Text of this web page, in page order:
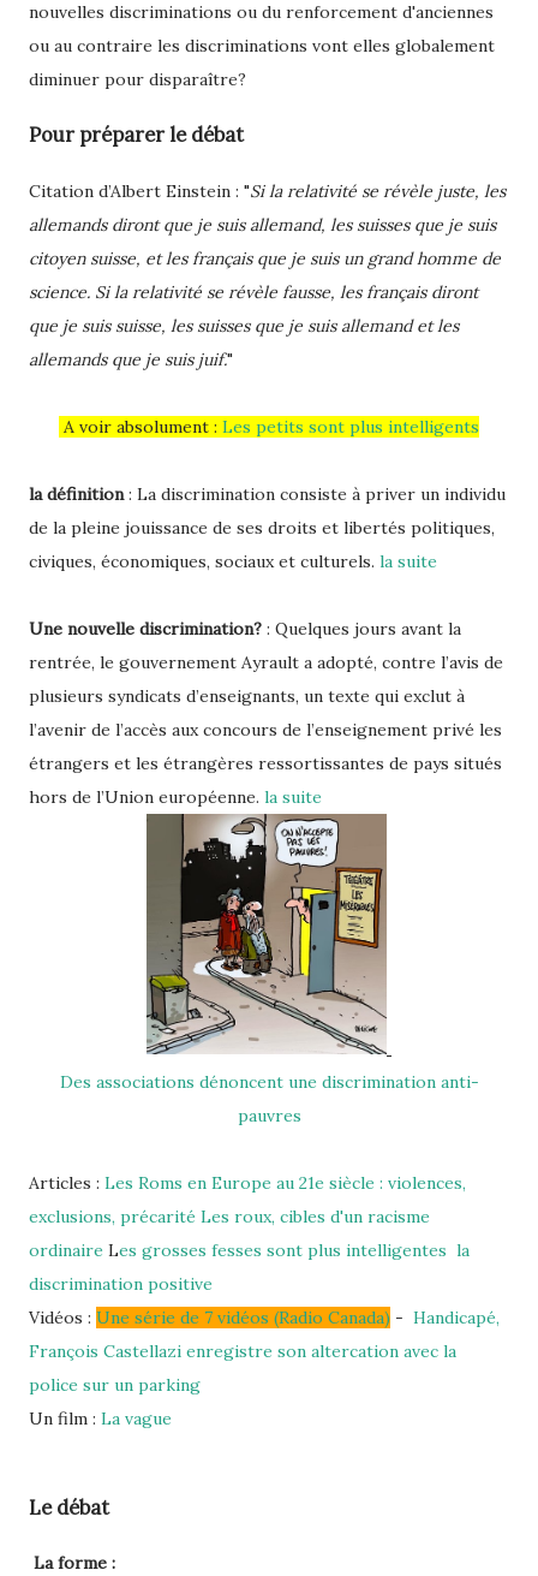
nouvelles discriminations ou du renforcement d'anciennes
ou au contraire les discriminations vont elles globalement
diminuer pour disparaître?
Pour préparer le débat
Citation d’Albert Einstein : "Si la relativité se révèle juste, les
allemands diront que je suis allemand, les suisses que je suis
citoyen suisse, et les français que je suis un grand homme de
science. Si la relativité se révèle fausse, les français diront
que je suis suisse, les suisses que je suis allemand et les
allemands que je suis juif."
A voir absolument : Les petits sont plus intelligents
la définition: La discrimination consiste à priver un individu
de la pleine jouissance de ses droits et libertés politiques,
civiques, économiques, sociaux et culturels. la suite
Une nouvelle discrimination? : Quelques jours avant la
rentrée, le gouvernement Ayrault a adopté, contre l’avis de
plusieurs syndicats d’enseignants, un texte qui exclut à
l’avenir de l’accès aux concours de l’enseignement privé les
étrangers et les étrangères ressortissantes de pays situés
hors de l’Union européenne. la suite
Des associations dénoncent une discrimination anti-
pauvres
Articles : Les Roms en Europe au 21e siècle : violences,
exclusions, précarité Les roux, cibles d'un racisme
ordinaire Les grosses fesses sont plus intelligentes la
discrimination positive
Vidéos : Une série de 7 vidéos (Radio Canada) - Handicapé,
François Castellazi enregistre son altercation avec la
police sur un parking
Un film : La vague
Le débat
La forme :